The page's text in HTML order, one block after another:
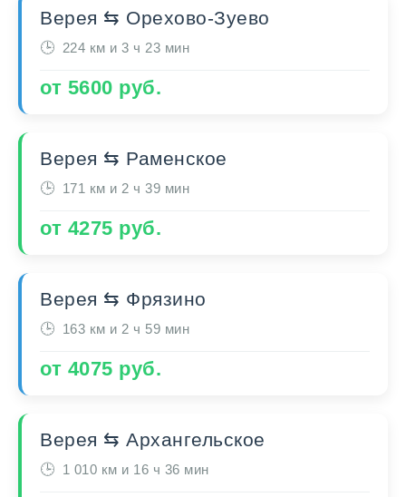
Верея ⇆ Орехово-Зуево
224 км и 3 ч 23 мин
от 5600 руб.
Верея ⇆ Раменское
171 км и 2 ч 39 мин
от 4275 руб.
Верея ⇆ Фрязино
163 км и 2 ч 59 мин
от 4075 руб.
Верея ⇆ Архангельское
1 010 км и 16 ч 36 мин